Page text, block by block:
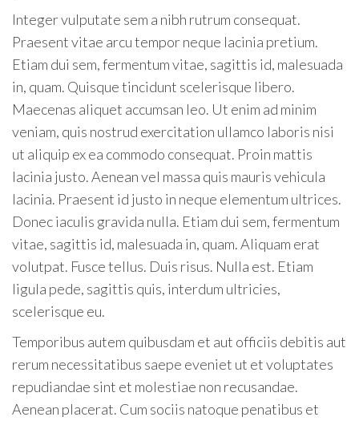
Integer vulputate sem a nibh rutrum consequat.
Praesent vitae arcu tempor neque lacinia pretium.
Etiam dui sem, fermentum vitae, sagittis id, malesuada
in, quam. Quisque tincidunt scelerisque libero.
Maecenas aliquet accumsan leo. Ut enim ad minim
veniam, quis nostrud exercitation ullamco laboris nisi
ut aliquip ex ea commodo consequat. Proin mattis
lacinia justo. Aenean vel massa quis mauris vehicula
lacinia. Praesent id justo in neque elementum ultrices.
Donec iaculis gravida nulla. Etiam dui sem, fermentum
vitae, sagittis id, malesuada in, quam. Aliquam erat
volutpat. Fusce tellus. Duis risus. Nulla est. Etiam
ligula pede, sagittis quis, interdum ultricies,
scelerisque eu.
Temporibus autem quibusdam et aut officiis debitis aut
rerum necessitatibus saepe eveniet ut et voluptates
repudiandae sint et molestiae non recusandae.
Aenean placerat. Cum sociis natoque penatibus et